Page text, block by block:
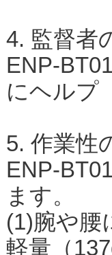
4. 監督者
ENP-
にヘルプ
5. 作業性
ENP-
ます。
(1)腕や腰
軽量（